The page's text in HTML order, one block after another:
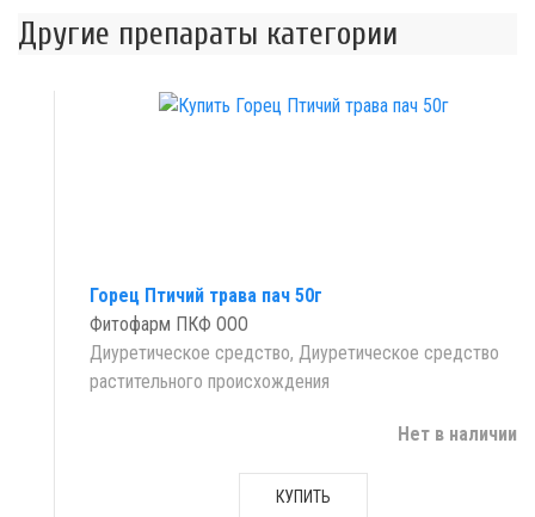
Другие препараты категории
Горец Птичий трава пач 50г
Фитофарм ПКФ ООО
Диуретическое средство, Диуретическое средство
растительного происхождения
Нет в наличии
КУПИТЬ